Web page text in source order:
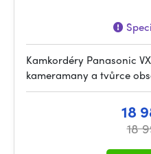
Kamkordéry Panasonic
kameramany a tvůrce
18
18